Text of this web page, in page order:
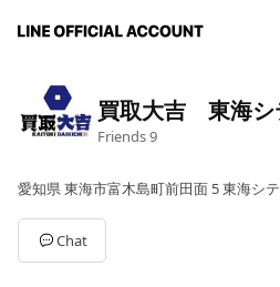
買取大吉 東海シ
Friends9
愛知県 東海市富木島町前田面 5 東海シ
Chat